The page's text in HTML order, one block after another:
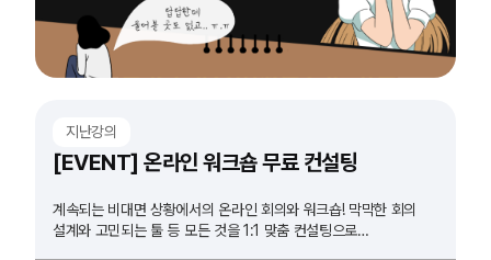
지난강의
[EVENT] 온라인 워크숍 무료 컨설팅
계속되는 비대면 상황에서의 온라인 회의와 워크숍! 막막한 회의
설계와 고민되는 툴 등 모든 것을 1:1 맞춤 컨설팅으로